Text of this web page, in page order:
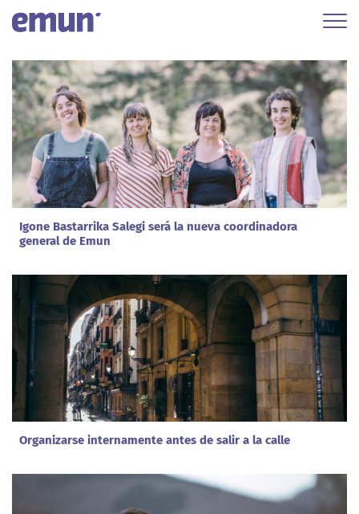
Igone Bastarrika Salegi será la nueva coordinadora
general de Emun
Organizarse internamente antes de salir a la calle